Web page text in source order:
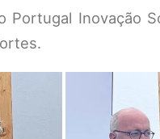
Portugal Inovação